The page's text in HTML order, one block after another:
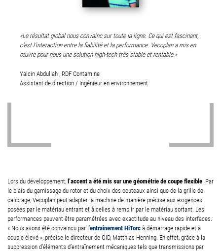
Le résultat global nous convainc sur toute la ligne. Ce qui est fascinant,
c'est l'interaction entre la fiabilité et la performance. Vecoplan a mis en
œuvre pour nous une solution high-tech très stable et rentable.
Yalcin Abdullah , RDF Contamine
Assistant de direction / Ingénieur en environnement
Lors du développement, l’accent a été mis sur une géométrie de coupe flexible. Par
le biais du garnissage du rotor et du choix des couteaux ainsi que de la grille de
calibrage, Vecoplan peut adapter la machine de manière précise aux exigences
posées par le matériau entrant et à celles à remplir par le matériau sortant. Les
performances peuvent être paramétrées avec exactitude au niveau des interfaces.
« Nous avons été convaincu par l’entraînement HiTorc à démarrage rapide et à
couple élevé », précise le directeur de GID, Matthias Henning. En effet, grâce à la
suppression d’éléments d’entraînement mécaniques tels que transmissions par